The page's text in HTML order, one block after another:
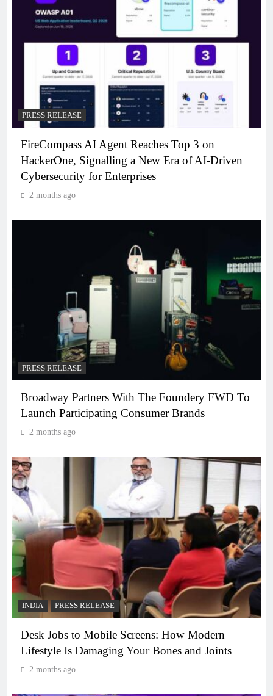
PRESS RELEASE
FireCompass AI Agent Reaches Top 3 on
HackerOne, Signalling a New Era of AI-Driven
Cybersecurity for Enterprises
2 months ago
PRESS RELEASE
Broadway Partners With The Foundery FWD To
Launch Participating Consumer Brands
2 months ago
INDIA PRESS RELEASE
Desk Jobs to Mobile Screens: How Modern
Lifestyle Is Damaging Your Bones and Joints
2 months ago